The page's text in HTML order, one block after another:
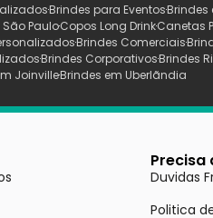
Brindes para EventosBrindes
PauloCopos Long DrinkCanetas
Brindes Comerciais
Brindes CorporativosBrindes
JoinvilleBrindes em Uberlãndia
Precisa
Duvidas
Politica